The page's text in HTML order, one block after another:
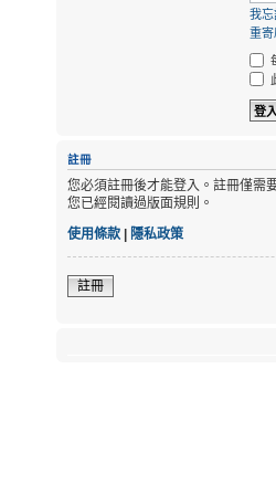
我忘
重寄
註冊
您必須註冊後才能登入。註冊僅需
您已經閱讀過版面規則。
使用條款 | 隱私政策
註冊